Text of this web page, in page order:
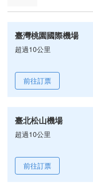
臺灣桃園國際機場
超過10公里
前往訂票
臺北松山機場
超過10公里
前往訂票